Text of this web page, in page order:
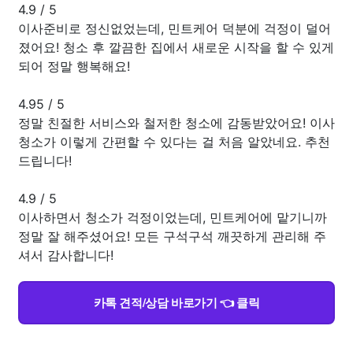
4.9 / 5
이사준비로 정신없었는데, 민트케어 덕분에 걱정이 덜어
졌어요! 청소 후 깔끔한 집에서 새로운 시작을 할 수 있게
되어 정말 행복해요!
4.95 / 5
정말 친절한 서비스와 철저한 청소에 감동받았어요! 이사
청소가 이렇게 간편할 수 있다는 걸 처음 알았네요. 추천
드립니다!
4.9 / 5
이사하면서 청소가 걱정이었는데, 민트케어에 맡기니까
정말 잘 해주셨어요! 모든 구석구석 깨끗하게 관리해 주
셔서 감사합니다!
카톡 견적/상담 바로가기 👈 클릭